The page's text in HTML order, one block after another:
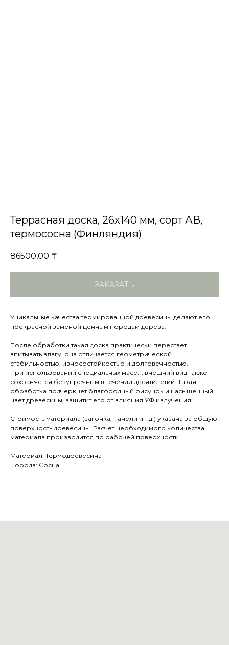
Террасная доска, 26х140 мм, сорт АВ,
термососна (Финляндия)
86500,00 ₸
ЗАКАЗАТЬ
Уникальные качества термированной древесины делают его
прекрасной заменой ценным породам дерева.
После обработки такая доска практически перестает
впитывать влагу, она отличается геометрической
стабильностью, износостойкостью и долговечностью.
При использовании специальных масел, внешний вид также
сохраняется безупречным в течении десятилетий. Такая
обработка подчеркнет благородный рисунок и насыщенный
цвет древесины, защитит его от влияния УФ излучения.
Стоимость материала (вагонка, панели и т.д.) указана за общую
поверхность древесины. Расчет необходимого количества
материала производится по рабочей поверхности.
Материал: Термодревесина
Порода: Сосна